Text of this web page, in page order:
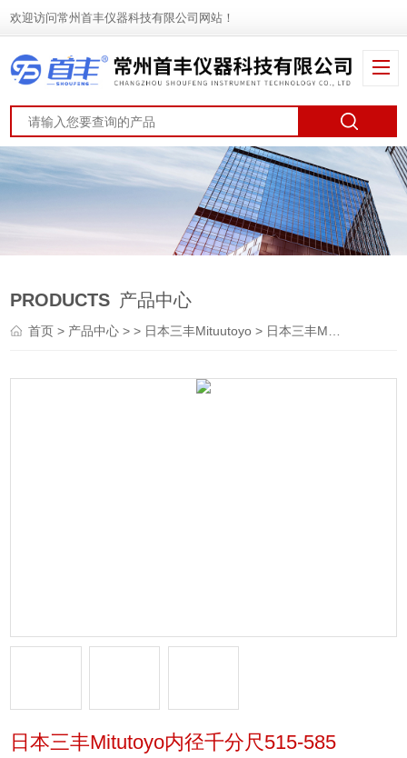
欢迎访问常州首丰仪器科技有限公司网站！
PRODUCTS 产品中心
首页> 产品中心 > > 日本三丰Mituutoyo > 日本三丰Mitutoyo内径千分尺515-585
日本三丰Mitutoyo内径千分尺515-585